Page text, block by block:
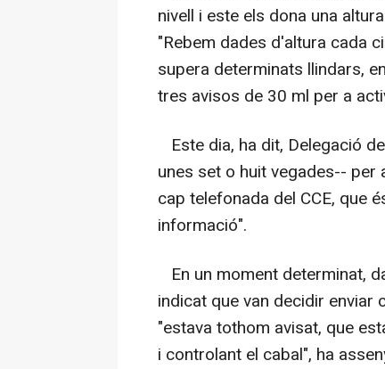
nivell i este els dona una
"Rebem dades d'altura cada
supera determinats llindars,
tres avisos de 30 ml per a
Este dia, ha dit, Delegació
unes set o huit vegades--
cap telefonada del CCE, que
informació".
En un moment determinat,
indicat que van decidir enviar
"estava tothom avisat, que
i controlant el cabal", ha